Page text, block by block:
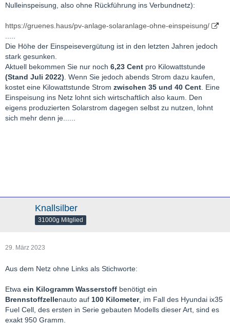
Nulleinspeisung, also ohne Rückführung ins Verbundnetz):
https://gruenes.haus/pv-anlage-solaranlage-ohne-einspeisung/
.....
Die Höhe der Einspeisevergütung ist in den letzten Jahren jedoch
stark gesunken.
Aktuell bekommen Sie nur noch 6,23 Cent pro Kilowattstunde
(Stand Juli 2022). Wenn Sie jedoch abends Strom dazu kaufen,
kostet eine Kilowattstunde Strom zwischen 35 und 40 Cent. Eine
Einspeisung ins Netz lohnt sich wirtschaftlich also kaum. Den
eigens produzierten Solarstrom dagegen selbst zu nutzen, lohnt
sich mehr denn je......
Knallsilber
31000g Mitglied
29. März 2023
Aus dem Netz ohne Links als Stichworte:
Etwa ein Kilogramm Wasserstoff benötigt ein
Brennstoffzellenauto auf 100 Kilometer, im Fall des Hyundai ix35
Fuel Cell, des ersten in Serie gebauten Modells dieser Art, sind es
exakt 950 Gramm.